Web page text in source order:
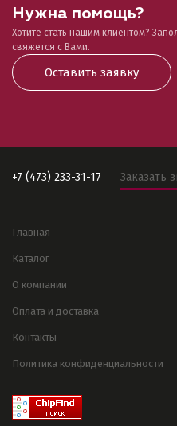
Нужна помощь?
Хотите стать нашим клиентом?
свяжется с Вами.
Оставить заявку
+7 (473) 233-31-17 Заказать
Главная
Каталог
О компании
Оплата и доставка
Контакты
Политика конфиденциальности